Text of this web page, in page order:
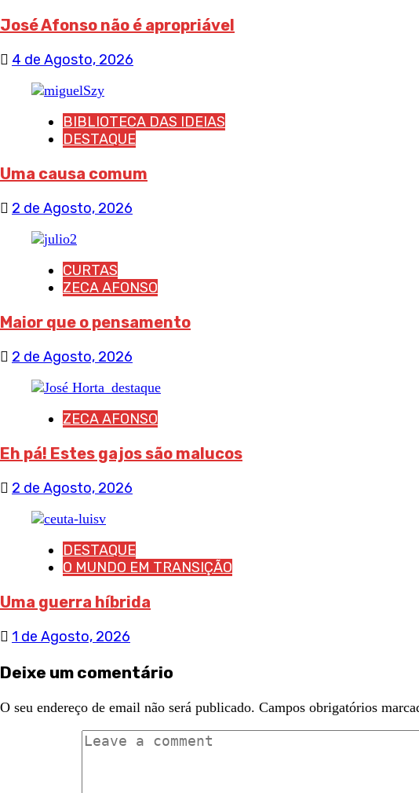
José Afonso não é apropriável
4 de Agosto, 2026
BIBLIOTECA DAS IDEIAS
DESTAQUE
Uma causa comum
2 de Agosto, 2026
CURTAS
ZECA AFONSO
Maior que o pensamento
2 de Agosto, 2026
ZECA AFONSO
Eh pá! Estes gajos são malucos
2 de Agosto, 2026
DESTAQUE
O MUNDO EM TRANSIÇÃO
Uma guerra híbrida
1 de Agosto, 2026
Deixe um comentário
O seu endereço de email não será publicado. Campos obrigatórios